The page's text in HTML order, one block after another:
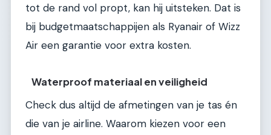
tot de rand vol propt, kan hij uitsteken. Dat is
bij budgetmaatschappijen als Ryanair of Wizz
Air een garantie voor extra kosten.
Waterproof materiaal en veiligheid
Check dus altijd de afmetingen van je tas én
die van je airline. Waarom kiezen voor een